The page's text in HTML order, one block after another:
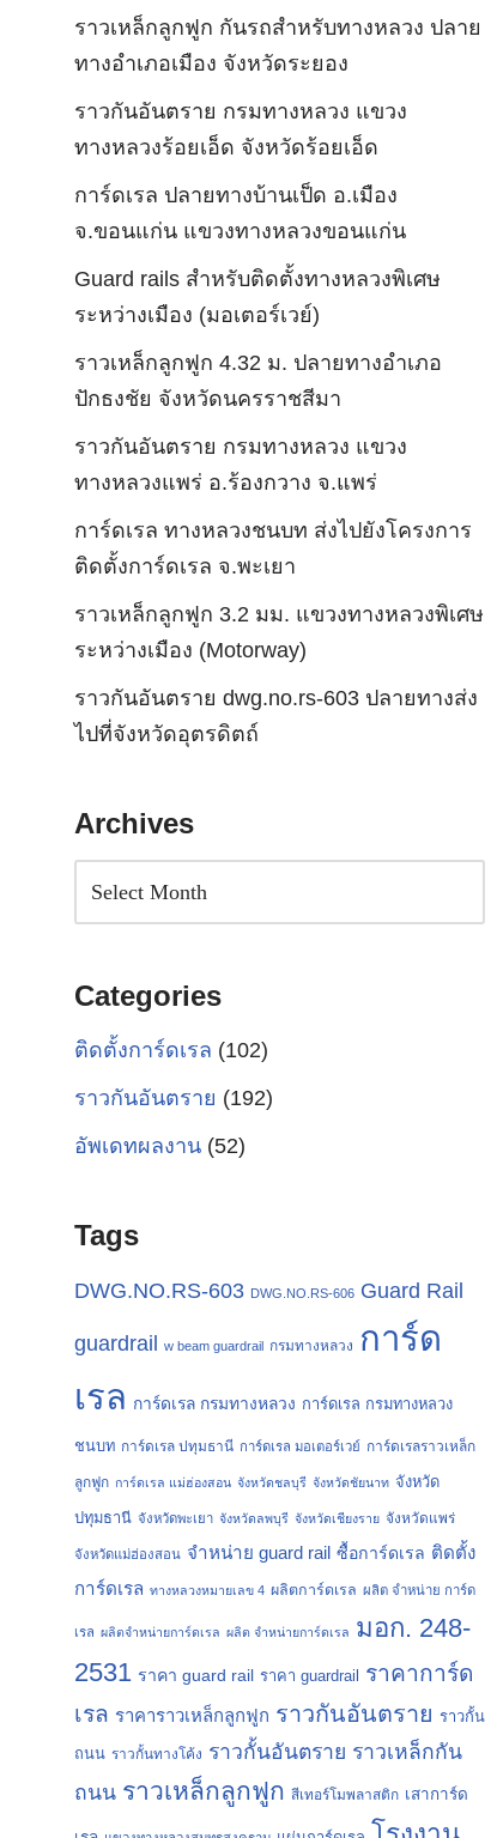
ราวเหล็กลูกฟูก กันรถสําหรับทางหลวง ปลาย
ทางอำเภอเมือง จังหวัดระยอง
ราวกันอันตราย กรมทางหลวง แขวง
ทางหลวงร้อยเอ็ด จังหวัดร้อยเอ็ด
การ์ดเรล ปลายทางบ้านเป็ด อ.เมือง
จ.ขอนแก่น แขวงทางหลวงขอนแก่น
Guard rails สำหรับติดตั้งทางหลวงพิเศษ
ระหว่างเมือง (มอเตอร์เวย์)
ราวเหล็กลูกฟูก 4.32 ม. ปลายทางอำเภอ
ปักธงชัย จังหวัดนครราชสีมา
ราวกันอันตราย กรมทางหลวง แขวง
ทางหลวงแพร่ อ.ร้องกวาง จ.แพร่
การ์ดเรล ทางหลวงชนบท ส่งไปยังโครงการ
ติดตั้งการ์ดเรล จ.พะเยา
ราวเหล็กลูกฟูก 3.2 มม. แขวงทางหลวงพิเศษ
ระหว่างเมือง (Motorway)
ราวกันอันตราย dwg.no.rs-603 ปลายทางส่ง
ไปที่จังหวัดอุตรดิตถ์
Archives
Categories
ติดตั้งการ์ดเรล (102)
ราวกันอันตราย (192)
อัพเดทผลงาน(52)
Tags
DWG.NO.RS-603 DWG.NO.RS-606 Guard Rail
guardrail w beam guardrail กรมทางหลวง การ์ด
เรล การ์ดเรล กรมทางหลวง การ์ดเรล กรมทางหลวง
ชนบท การ์ดเรล ปทุมธานี การ์ดเรล มอเตอร์เวย์ การ์ดเรลราวเหล็ก
ลูกฟูก การ์ดเรล แม่ฮ่องสอน จังหวัดชลบุรี จังหวัดชัยนาท จังหวัด
ปทุมธานี จังหวัดพะเยา จังหวัดลพบุรี จังหวัดเชียงราย จังหวัดแพร่
จังหวัดแม่ฮ่องสอน จำหน่าย guard rail ซื้อการ์ดเรล ติดตั้ง
การ์ดเรล ทางหลวงหมายเลข 4 ผลิตการ์ดเรล ผลิต จำหน่าย การ์ด
เรล ผลิตจำหน่ายการ์ดเรล ผลิต จำหน่ายการ์ดเรล มอก. 248-
2531 ราคา guard rail ราคา guardrail
ราคาการ์ด
เรล ราคาราวเหล็กลูกฟูก ราวกันอันตราย ราวกั้น
ถนน ราวกั้นทางโค้ง ราวกั้นอันตราย ราวเหล็กกัน
ถนน ราวเหล็กลูกฟูก สีเทอร์โมพลาสติก เสาการ์ด